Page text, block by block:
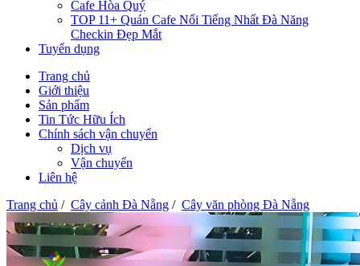
Cafe Hòa Quý
TOP 11+ Quán Cafe Nổi Tiếng Nhất Đà Năng
Checkin Đẹp Mắt
Tuyển dụng
Trang chủ
Giới thiệu
Sản phẩm
Tin Tức Hữu Ích
Chính sách vận chuyển
Dịch vụ
Vận chuyển
Liên hệ
Trang chủ / Cây cảnh Đà Nẵng / Cây văn phòng Đà Nẵng